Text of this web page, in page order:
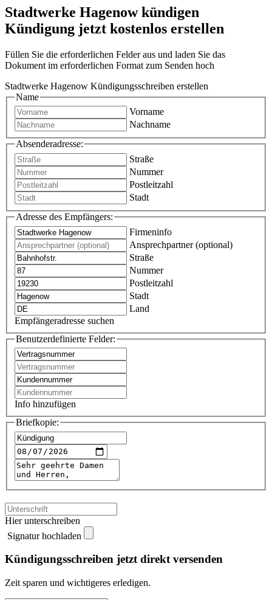
Stadtwerke Hagenow kündigen
Kündigung jetzt kostenlos erstellen
Füllen Sie die erforderlichen Felder aus und laden Sie das
Dokument im erforderlichen Format zum Senden hoch
Stadtwerke Hagenow Kündigungsschreiben erstellen
Name
Vorname
Nachname
Absenderadresse:
Straße
Nummer
Postleitzahl
Stadt
Adresse des Empfängers:
Firmeninfo
Ansprechpartner (optional)
Straße
Nummer
Postleitzahl
Stadt
Land
Empfängeradresse suchen
Benutzerdefinierte Felder:
Info hinzufügen
Briefkopie:
Hier unterschreiben
Signatur hochladen
Kündigungsschreiben jetzt direkt versenden
Zeit sparen und wichtigeres erledigen.